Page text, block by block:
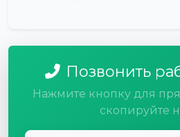
Позвонить
Нажмите кнопку для
скопируйте